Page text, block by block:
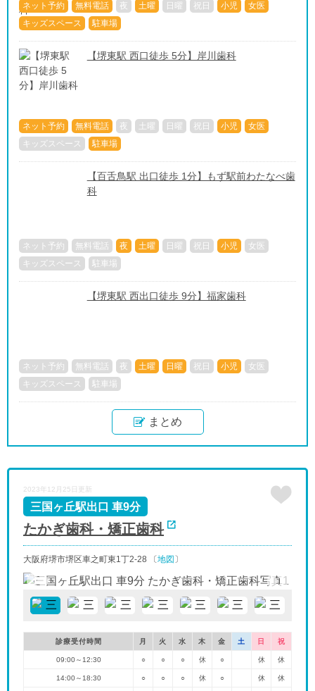
ネット予約 無料電話 夜 土曜 日曜 祝日 小児
女医
キッズスペース
駐車場
【堺東駅 西口徒歩 5分】岸川歯科
ネット予約 無料電話 夜 土曜 日曜 祝日 小児
女医
キッズスペース
駐車場
【百舌鳥駅 出口徒歩 1分】もず駅前わたなべ歯
科
ネット予約 無料電話 夜 土曜 日曜 祝日 小児
女医
キッズスペース
駐車場
【堺東駅 西出口徒歩 9分】福家歯科
ネット予約 無料電話 夜 土曜 日曜 祝日 小児
女医
キッズスペース
駐車場
まとめ
2023年12月25日更新
たかぎ歯科・矯正歯科
三国ヶ丘駅出口 車9分
大阪府堺市堺区車之町東1丁2-28 〔地図 〕
診療受付時間 月 火 水 木 金 土 日 祝
09:00～12:30 ○ ○ ○ 休 ○ 休 休
14:00～18:30 ○ ○ ○ 休 ○ 休 休